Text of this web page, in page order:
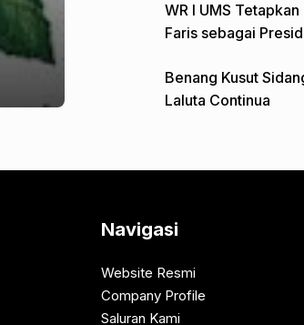
WR I UMS
Faris sebagai
Benang Kusut
Laluta Continua
Navigasi
Website Resmi
Company Profile
Saluran Kami